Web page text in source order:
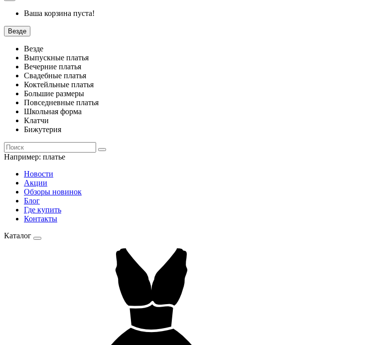
Ваша корзина пуста!
Везде
Везде
Выпускные платья
Вечерние платья
Свадебные платья
Коктейльные платья
Большие размеры
Повседневные платья
Школьная форма
Клатчи
Бижутерия
Например: платье
Новости
Акции
Обзоры новинок
Блог
Где купить
Контакты
Каталог